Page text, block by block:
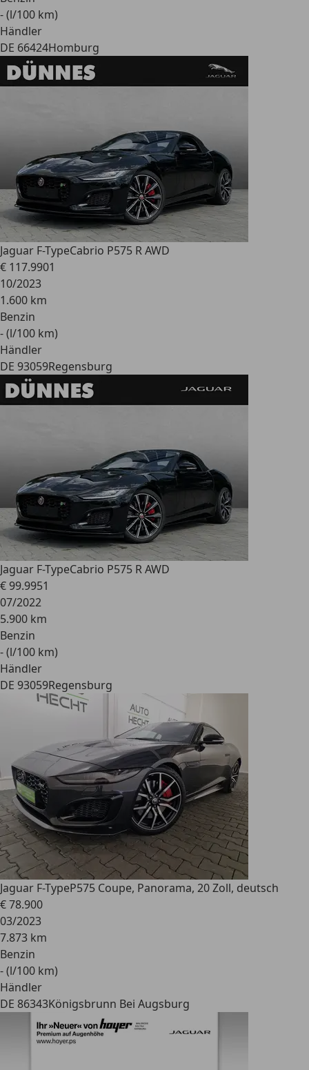
- (l/100 km)
Händler
DE 66424Homburg
Jaguar F-TypeCabrio P575 R AWD
€ 117.9901
10/2023
1.600 km
Benzin
- (l/100 km)
Händler
DE 93059Regensburg
Jaguar F-TypeCabrio P575 R AWD
€ 99.9951
07/2022
5.900 km
Benzin
- (l/100 km)
Händler
DE 93059Regensburg
Jaguar F-TypeP575 Coupe, Panorama, 20 Zoll, deutsch
€ 78.900
03/2023
7.873 km
Benzin
- (l/100 km)
Händler
DE 86343Königsbrunn Bei Augsburg